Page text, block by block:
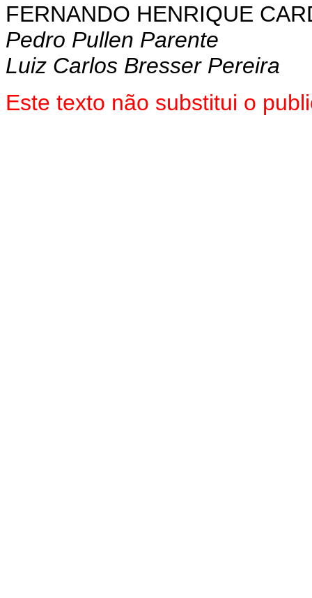
FERNANDO HENRIQUE
Pedro Pullen Parente
Luiz Carlos Bresser Pereira
Este texto não substitui o